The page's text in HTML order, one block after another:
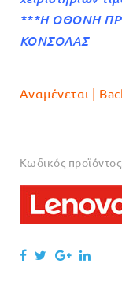
***Η ΟΘΟΝΗ
ΚΟΝΣΟΛΑΣ
Αναμένεται |
Κωδικός